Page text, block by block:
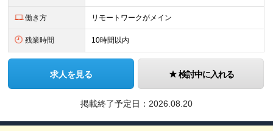
働き方 リモートワークがメイン
残業時間 10時間以内
求人を見る 検討中に入れる
掲載終了予定日：2026.08.20